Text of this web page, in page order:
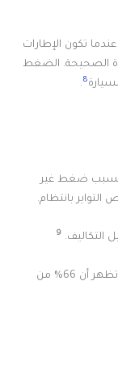
تكون الإطارات
الصحيحة. الضغط
8
.
بسبب ضغط غير
بانتظام.
التكاليف. 9
ضغط الهواء الصحيح يقلل من التآكل. الدراسات تظهر أن 66% من